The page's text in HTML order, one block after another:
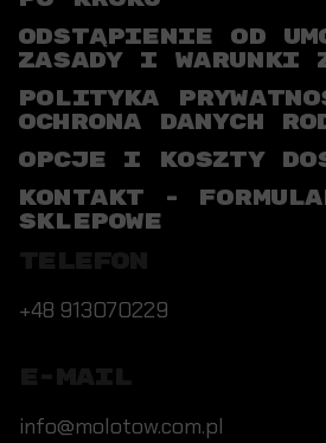
ODSTĄPIENIE OD
ZASADY I WARUNKI
POLITYKA
OCHRONA DANYCH
OPCJE I KOSZTY
KONTAKT -
SKLEPOWE
+48 913070229
info@molotow.com.pl